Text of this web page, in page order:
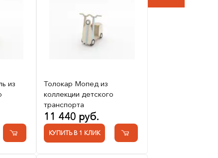
из
Толокар Мопед из
коллекции детского
транспорта
11 440 руб.
КУПИТЬ В 1 КЛИК